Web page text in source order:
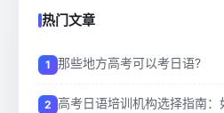
热门文章
那些地方高考可以考日语?
高考日语培训机构选择指南